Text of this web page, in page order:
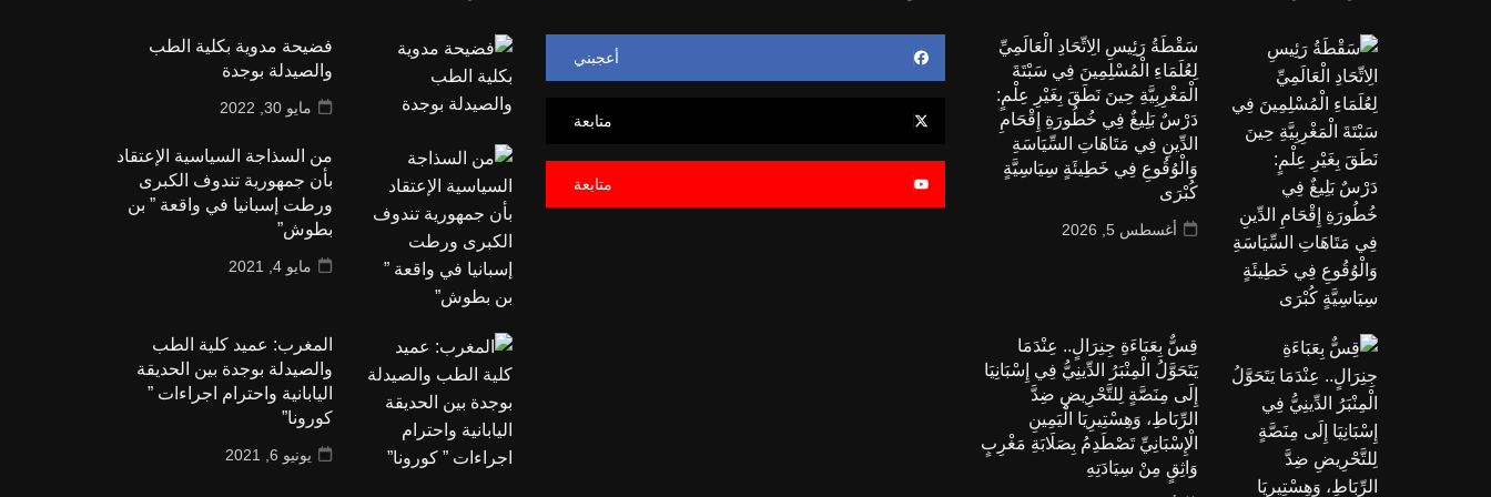
سَقْطَةُ رَئِيسِ الِاتِّحَادِ الْعَالَمِيِّ
لِعُلَمَاءِ الْمُسْلِمِينَ فِي سَبْتَةَ
الْمَغْرِبِيَّةِ حِينَ نَطَقَ بِغَيْرِ عِلْمٍ:
دَرْسٌ بَلِيغٌ فِي خُطُورَةِ إِقْحَامِ
الدِّينِ فِي مَتَاهَاتِ السِّيَاسَةِ
وَالْوُقُوعِ فِي خَطِيئَةٍ سِيَاسِيَّةٍ
كُبْرَى
أغسطس 5, 2026
قِسٌّ بِعَبَاءَةِ جِنِرَالٍ.. عِنْدَمَا
يَتَحَوَّلُ الْمِنْبَرُ الدِّينِيُّ فِي إِسْبَانِيَا
إِلَى مِنَصَّةٍ لِلتَّحْرِيضِ ضِدَّ
الرِّبَاطِ، وَهِسْتِيرِيَا الْيَمِينِ
الْإِسْبَانِيِّ تَصْطَدِمُ بِصَلَابَةِ مَغْرِبٍ
وَاثِقٍ مِنْ سِيَادَتِهِ
أعجبني
متابعة
متابعة
فضيحة مدوية بكلية الطب
والصيدلة بوجدة
مايو 30, 2022
من السذاجة السياسية الإعتقاد
بأن جمهورية تندوف الكبرى
ورطت إسبانيا في واقعة ” بن
بطوش”
مايو 4, 2021
المغرب: عميد كلية الطب
والصيدلة بوجدة بين الحديقة
اليابانية واحترام اجراءات ”
كورونا”
يونيو 6, 2021